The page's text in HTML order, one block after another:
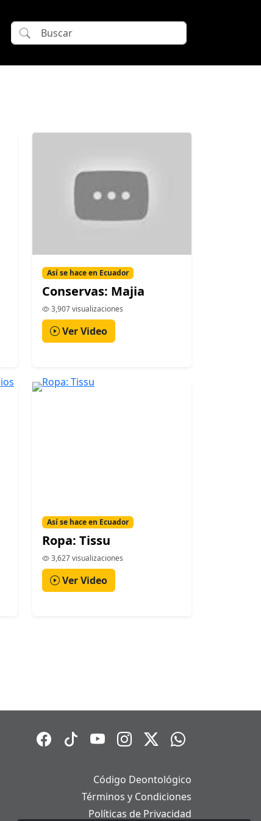
Así se hace en Ecuador
Conservas: Majia
3,907 visualizaciones
Ver Video
Así se hace en Ecuador
Ropa: Tissu
3,627 visualizaciones
Ver Video
Código Deontológico
Términos y Condiciones
Políticas de Privacidad